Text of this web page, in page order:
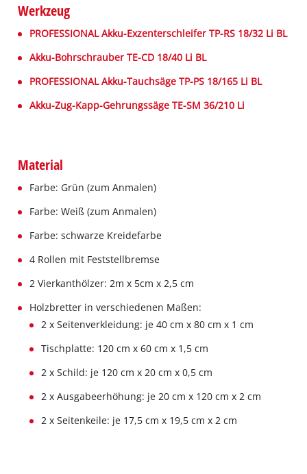
Werkzeug
PROFESSIONAL Akku-Exzenterschleifer TP-RS 18/32 Li BL
Akku-Bohrschrauber TE-CD 18/40 Li BL
PROFESSIONAL Akku-Tauchsäge TP-PS 18/165 Li BL
Akku-Zug-Kapp-Gehrungssäge TE-SM 36/210 Li
Material
Farbe: Grün (zum Anmalen)
Farbe: Weiß (zum Anmalen)
Farbe: schwarze Kreidefarbe
4 Rollen mit Feststellbremse
2 Vierkanthölzer: 2m x 5cm x 2,5 cm
Holzbretter in verschiedenen Maßen:
2 x Seitenverkleidung: je 40 cm x 80 cm x 1 cm
Tischplatte: 120 cm x 60 cm x 1,5 cm
2 x Schild: je 120 cm x 20 cm x 0,5 cm
2 x Ausgabeerhöhung: je 20 cm x 120 cm x 2 cm
2 x Seitenkeile: je 17,5 cm x 19,5 cm x 2 cm